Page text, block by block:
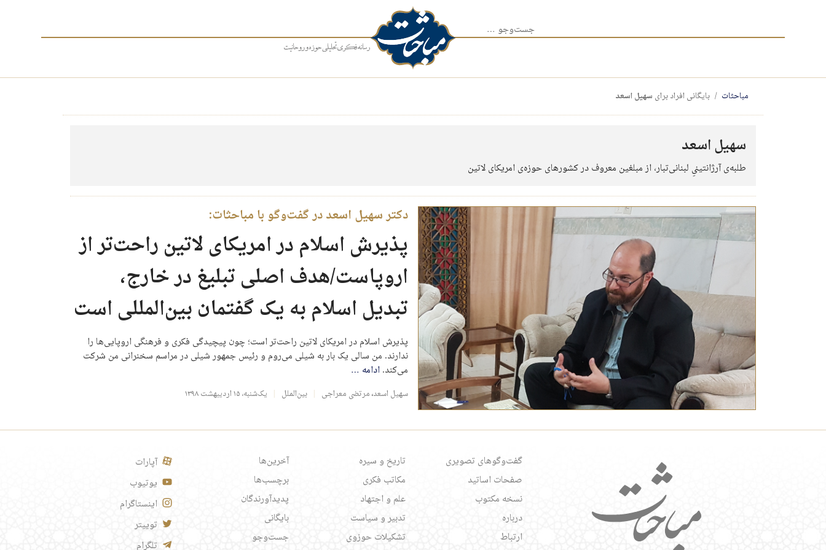
جست‌وجو برای:
مباحثات بایگانی افراد برای سهیل اسعد
سهیل اسعد
طلبه‌ی آرژانتینیِ لبنانی‌تبار، از مبلغین معروف در کشورهای حوزه‌ی امریکای لاتین
دکتر سهیل اسعد در گفت‌وگو با مباحثات:
پذیرش اسلام در امریکای لاتین راحت‌تر از
اروپاست/هدف اصلی تبلیغ در خارج،
تبدیل اسلام به یک گفتمان بین‌المللی است
پذیرش اسلام در امریکای لاتین راحت‌تر است؛ چون پیچیدگی فکری و فرهنگی اروپایی‌ها را
ندارند. من سالی یک بار به شیلی می‌روم و رئیس جمهور شیلی در مراسم سخنرانی من شرکت
می‌کند.ادامه …
سهیل اسعد،مرتضی معراجی بین‌الملل یک‌شنبه، ۱۵ اردیبهشت ۱۳۹۸
گفت‌وگوهای تصویری
صفحات اساتید
نسخه مکتوب
درباره
ارتباط
تاریخ و سیره
مکاتب فکری
علم و اجتهاد
تدبیر و سیاست
تشکیلات حوزوی
آخرین‌ها
برچسب‌ها
پدیدآورندگان
بایگانی
جست‌وجو
آپارات
یوتیوب
اینستاگرام
توییتر
تلگرام